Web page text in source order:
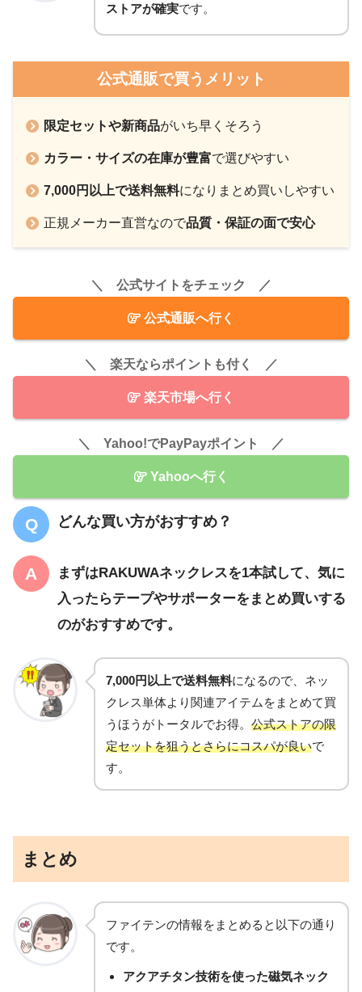
ストアが確実です。
公式通販で買うメリット
限定セットや新商品がいち早くそろう
カラー・サイズの在庫が豊富で選びやすい
7,000円以上で送料無料になりまとめ買いしやすい
正規メーカー直営なので品質・保証の面で安心
＼ 公式サイトをチェック ／
公式通販へ行く
＼ 楽天ならポイントも付く ／
楽天市場へ行く
＼ Yahoo!でPayPayポイント ／
Yahooへ行く
どんな買い方がおすすめ？
まずはRAKUWAネックレスを1本試して、気に
入ったらテープやサポーターをまとめ買いする
のがおすすめです。
7,000円以上で送料無料になるので、ネッ
クレス単体より関連アイテムをまとめて買
うほうがトータルでお得。 公式ストアの限
定セットを狙うとさらにコスパが良いで
す。
まとめ
ファイテンの情報をまとめると以下の通り
です。
アクアチタン技術を使った磁気ネック